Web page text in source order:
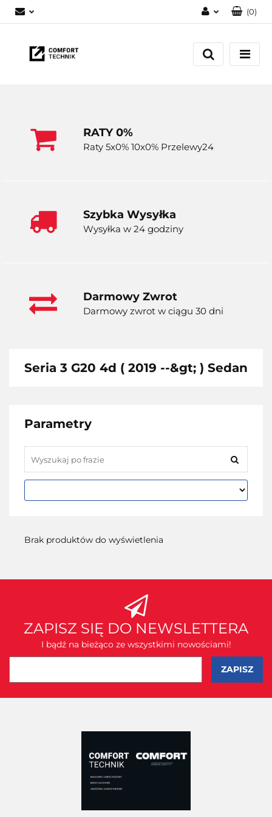
Zaloguj się
Zarejestruj się
(0)
RATY 0%
Raty 5x0% 10x0% Przelewy24
Szybka Wysyłka
Wysyłka w 24 godziny
Darmowy Zwrot
Darmowy zwrot w ciągu 30 dni
Seria 3 G20 4d ( 2019 --&gt; ) Sedan
Parametry
Brak produktów do wyświetlenia
ZAPISZ SIĘ DO NEWSLETTERA
I bądź na bieżąco ze wszystkimi nowościami!